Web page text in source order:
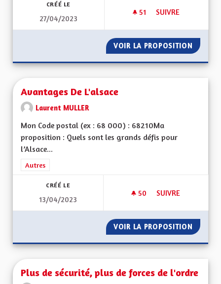
CRÉÉ LE
27/04/2023
51 51 ABONNÉS
SUIVRE
VOIR LA PROPOSITION USER
Avantages De L'alsace
Laurent MULLER
Mon Code postal (ex : 68 000) : 68210Ma
proposition : Quels sont les grands défis pour
l’Alsace...
Filtrer les résultats de la catégorie : Autres
Autres
CRÉÉ LE
13/04/2023
50 50 ABONNÉS
SUIVRE
VOIR LA PROPOSITION
Plus de sécurité, plus de forces de l'ordre